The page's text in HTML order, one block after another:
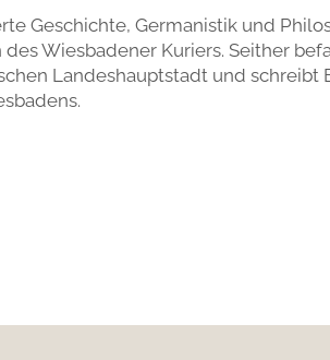
Geschichte, Germanistik und
Wiesbadener Kuriers. Seither
Landeshauptstadt und schreibt